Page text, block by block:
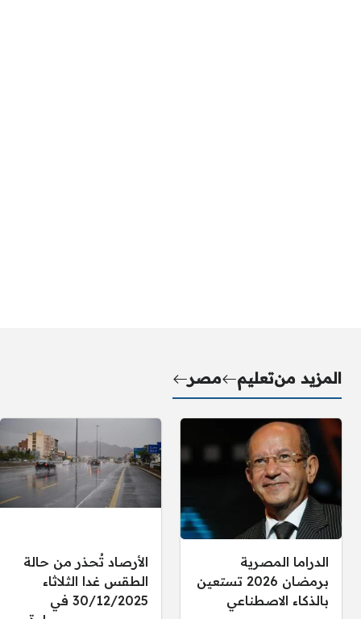
المزيد منتعليم مصر
الدراما المصرية
برمضان 2026 تستعين
بالذكاء الاصطناعي
الأرصاد تُحذر من حالة
الطقس غدا الثلاثاء
30/12/2025 في